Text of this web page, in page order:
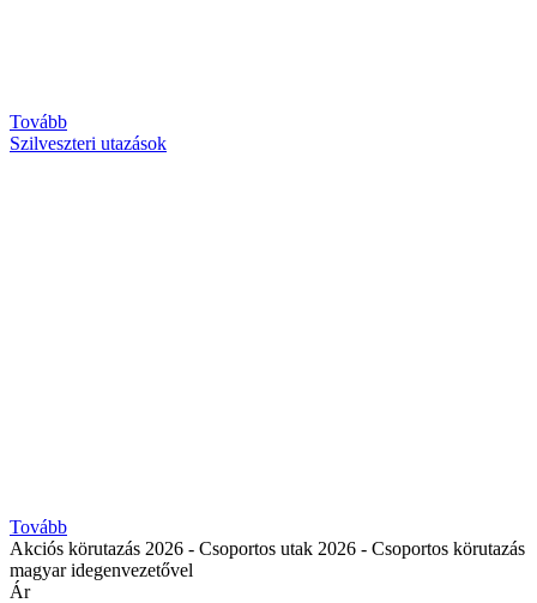
Tovább
Szilveszteri utazások
Tovább
Akciós körutazás 2026 - Csoportos utak 2026 - Csoportos körutazás
magyar idegenvezetővel
Ár